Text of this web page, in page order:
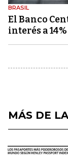
BRASIL
El Banco
interés a
MÁS DE